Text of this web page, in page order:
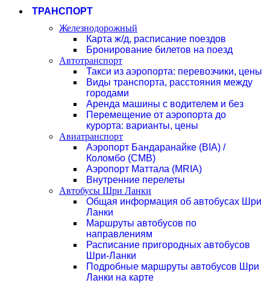
ТРАНСПОРТ
Железнодорожный
Карта ж/д, расписание поездов
Бронирование билетов на поезд
Автотранспорт
Такси из аэропорта: перевозчики, цены
Виды транспорта, расстояния между
городами
Аренда машины с водителем и без
Перемещение от аэропорта до
курорта: варианты, цены
Авиатранспорт
Аэропорт Бандаранайке (BIA) /
Коломбо (CMB)
Аэропорт Маттала (MRIA)
Внутренние перелеты
Автобусы Шри Ланки
Общая информация об автобусах Шри
Ланки
Маршруты автобусов по
направлениям
Расписание пригородных автобусов
Шри-Ланки
Подробные маршруты автобусов Шри
Ланки на карте